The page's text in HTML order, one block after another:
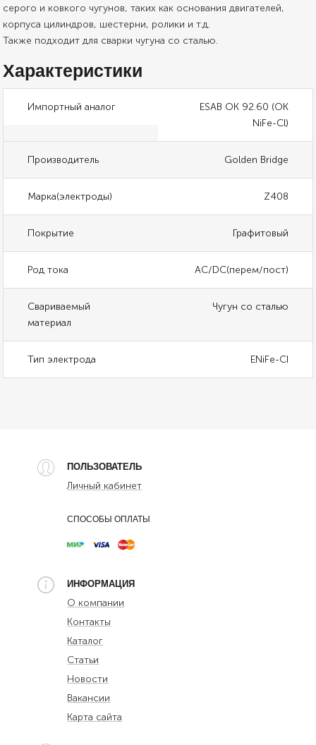
серого и ковкого чугунов, таких как основания двигателей,
корпуса цилиндров, шестерни, ролики и т.д.
Также подходит для сварки чугуна со сталью.
Характеристики
Импортный аналог
ESAB OK 92.60 (OK
NiFe-Cl)
Производитель Golden Bridge
Марка(электроды) Z408
Покрытие Графитовый
Род тока AC/DC(перем/пост)
Свариваемый
материал
Чугун со сталью
Тип электрода ENiFe-CI
ПОЛЬЗОВАТЕЛЬ
Личный кабинет
СПОСОБЫ ОПЛАТЫ
ИНФОРМАЦИЯ
О компании
Контакты
Каталог
Статьи
Новости
Вакансии
Карта сайта